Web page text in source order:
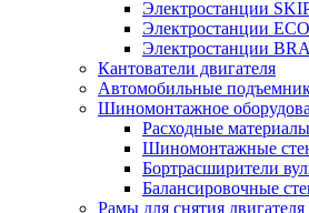
Электростанции
Электростанции ECO
Электростанции
Кантователи двигателя
Автомобильные
Шиномонтажное
Расходные
Шиномонтажные
Бортрасширители
Балансировочные
Рамы для снятия двигателя